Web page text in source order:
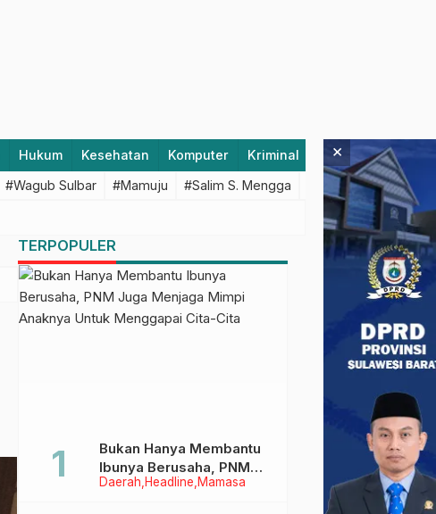
Hukum Kesehatan Komputer Kriminal Lifestyle
#Wagub Sulbar #Mamuju #Salim S. Mengga #featured #Polda
TERPOPULER
Daerah Headline Mamasa
Bukan Hanya Membantu
Ibunya Berusaha, PNM
Juga Menjaga Mimpi
×